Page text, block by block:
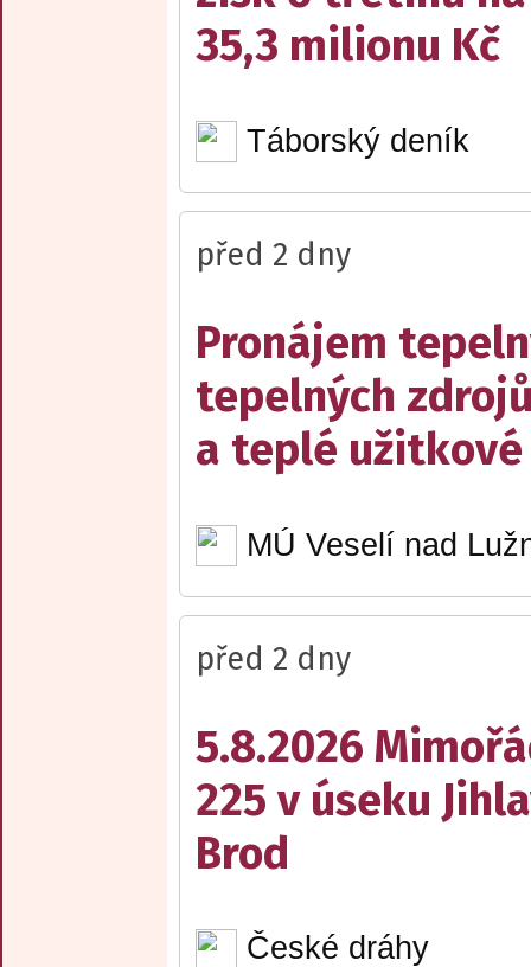
35,3 milionu Kč
Táborský deník
před 2 dny
Pronájem
tepelných
a teplé užitkové
MÚ Veselí nad
před 2 dny
5.8.2026
225 v úseku
Brod
České dráhy